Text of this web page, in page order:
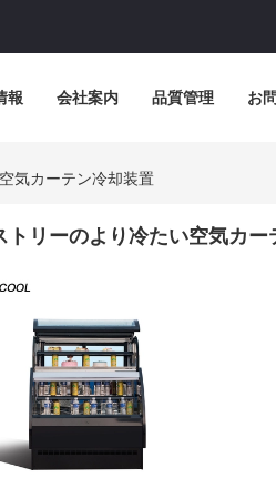
報 会社案内 品質管理 お
気カーテン冷却装置
トリーのより冷たい空気カー